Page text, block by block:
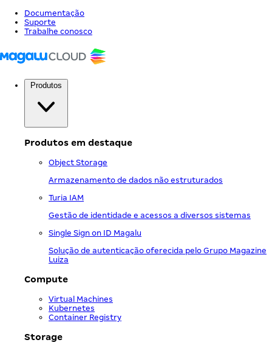
Documentação
Suporte
Trabalhe conosco
Produtos em destaque
Object Storage
Armazenamento de dados não estruturados
Turia IAM
Gestão de identidade e acessos a diversos sistemas
Single Sign on ID Magalu
Solução de autenticação oferecida pelo Grupo Magazine
Luiza
Compute
Virtual Machines
Kubernetes
Container Registry
Storage